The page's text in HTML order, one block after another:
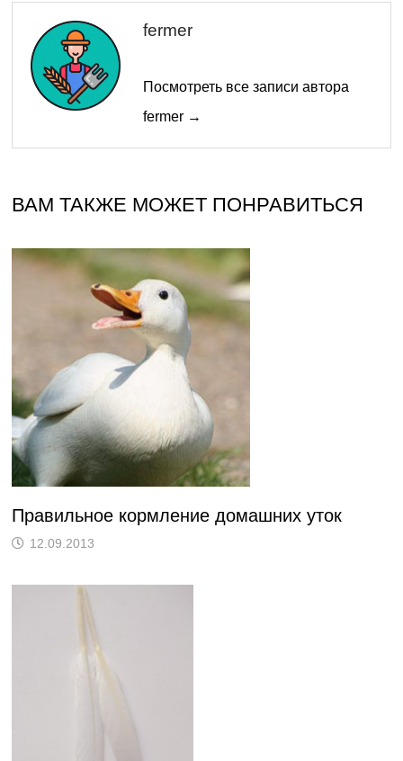
fermer
Посмотреть все записи автора
fermer →
ВАМ ТАКЖЕ МОЖЕТ ПОНРАВИТЬСЯ
Правильное кормление домашних уток
12.09.2013